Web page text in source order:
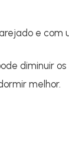
e com
diminuir os
melhor.